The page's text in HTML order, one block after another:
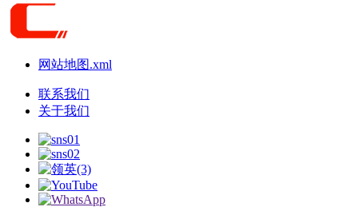
网站地图.xml
联系我们
关于我们